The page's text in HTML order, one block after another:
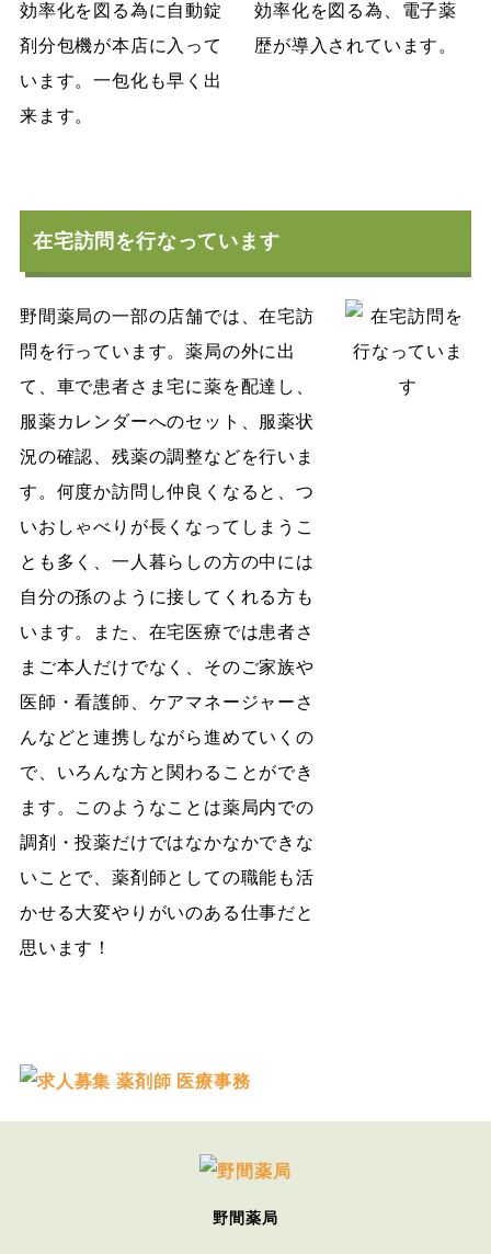
効率化を図る為に自動錠
剤分包機が本店に入って
います。一包化も早く出
来ます。
効率化を図る為、電子薬
歴が導入されています。
在宅訪問を行なっています
野間薬局の一部の店舗では、在宅訪
問を行っています。薬局の外に出
て、車で患者さま宅に薬を配達し、
服薬カレンダーへのセット、服薬状
況の確認、残薬の調整などを行いま
す。何度か訪問し仲良くなると、つ
いおしゃべりが長くなってしまうこ
とも多く、一人暮らしの方の中には
自分の孫のように接してくれる方も
います。また、在宅医療では患者さ
まご本人だけでなく、そのご家族や
医師・看護師、ケアマネージャーさ
んなどと連携しながら進めていくの
で、いろんな方と関わることができ
ます。このようなことは薬局内での
調剤・投薬だけではなかなかできな
いことで、薬剤師としての職能も活
かせる大変やりがいのある仕事だと
思います！
野間薬局